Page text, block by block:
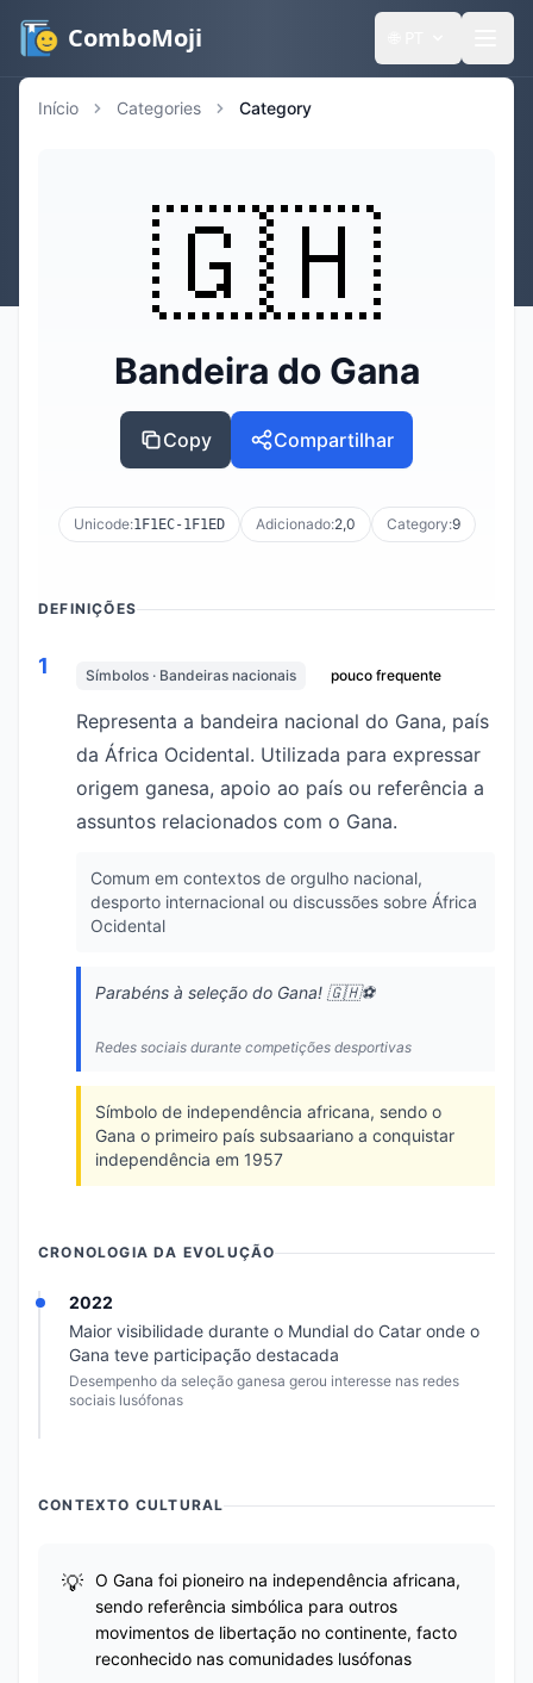
ComboMoji
Início Categories Category
🇬🇭
Bandeira do Gana
Copy Compartilhar
Unicode:1F1EC-1F1ED Adicionado:2,0 Category:9
DEFINIÇÕES
1 Símbolos · Bandeiras nacionais pouco frequente
Representa a bandeira nacional do Gana, país
da África Ocidental. Utilizada para expressar
origem ganesa, apoio ao país ou referência a
assuntos relacionados com o Gana.
Comum em contextos de orgulho nacional,
desporto internacional ou discussões sobre África
Ocidental
Parabéns à seleção do Gana! 🇬🇭⚽
Redes sociais durante competições desportivas
Símbolo de independência africana, sendo o
Gana o primeiro país subsaariano a conquistar
independência em 1957
CRONOLOGIA DA EVOLUÇÃO
2022
Maior visibilidade durante o Mundial do Catar onde o
Gana teve participação destacada
Desempenho da seleção ganesa gerou interesse nas redes
sociais lusófonas
CONTEXTO CULTURAL
O Gana foi pioneiro na independência africana,
sendo referência simbólica para outros
movimentos de libertação no continente, facto
reconhecido nas comunidades lusófonas